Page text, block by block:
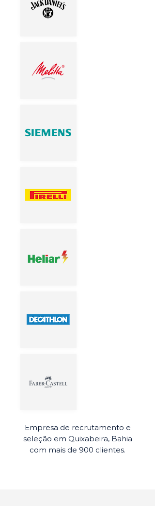
Empresa de recrutamento e
seleção em Quixabeira, Bahia
com mais de 900 clientes.